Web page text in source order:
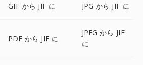
GIF から JIF に JPG から JIF に
PDF から JIF に
JPEG から JIF
に